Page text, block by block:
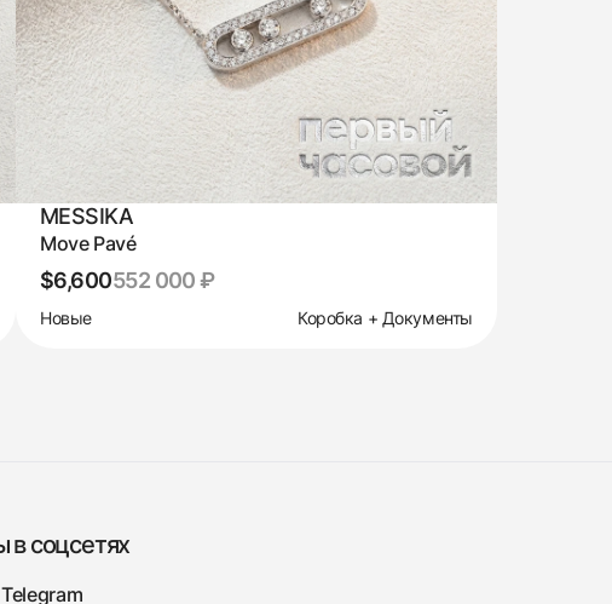
MESSIKA
Move Pavé
$6,600552 000 ₽
Новые Коробка + Документы
в соцсетях
Telegram